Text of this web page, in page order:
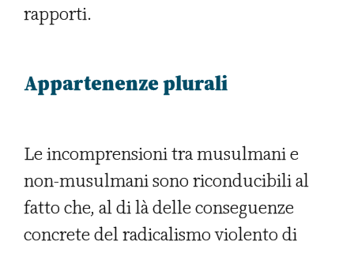
rapporti.
Appartenenze plurali
Le incomprensioni tra musulmani e
non-musulmani sono riconducibili al
fatto che, al di là delle conseguenze
concrete del radicalismo violento di